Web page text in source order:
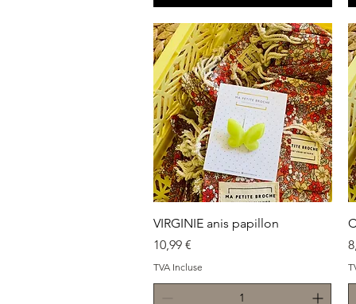
Aperçu rapide
VIRGINIE anis papillon
Prix
10,99 €
TVA Incluse